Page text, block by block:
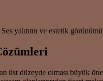
yalıtımı ve estetik
üst düzeyde olması büyük